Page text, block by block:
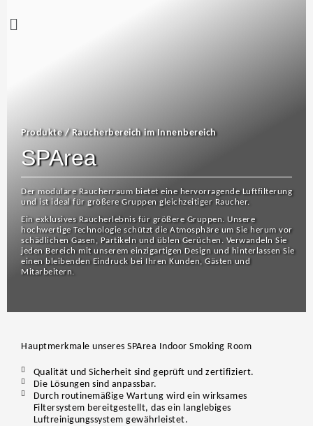
Produkte / Raucherbereich im Innenbereich
SPArea
Der modulare Raucherraum bietet eine hervorragende Luftfilterung
und ist ideal für größere Gruppen gleichzeitiger Raucher.
Ein exklusives Raucherlebnis für größere Gruppen. Unsere
hochwertige Technologie schützt die Atmosphäre um Sie herum vor
schädlichen Gasen, Partikeln und üblen Gerüchen. Verwandeln Sie
jeden Bereich mit unserem einzigartigen Design und hinterlassen Sie
einen bleibenden Eindruck bei Ihren Kunden, Gästen und
Mitarbeitern.
Hauptmerkmale unseres SPArea Indoor Smoking Room
Qualität und Sicherheit sind geprüft und zertifiziert.
Die Lösungen sind anpassbar.
Durch routinemäßige Wartung wird ein wirksames
Filtersystem bereitgestellt, das ein langlebiges
Luftreinigungssystem gewährleistet.